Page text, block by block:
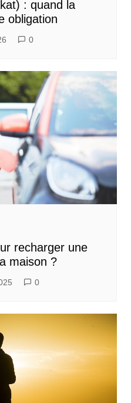
: quand la
obligation
0
recharger une
maison ?
0